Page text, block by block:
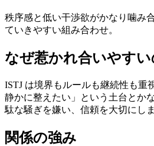
秩序感と低い干渉欲がかなり噛み
ていきやすい組み合わせ。
なぜ惹かれ合いやす
ISTJ は境界もルールも継続性も重
静かに整えたい」という土台とか
駄な騒ぎを嫌い、信頼を大切にしま
関係の強み